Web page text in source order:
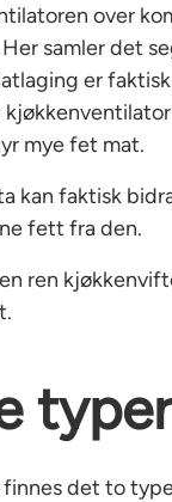
over
samler det
er
mye fet mat.
kan faktisk
fett fra den.
ren
finnes det to